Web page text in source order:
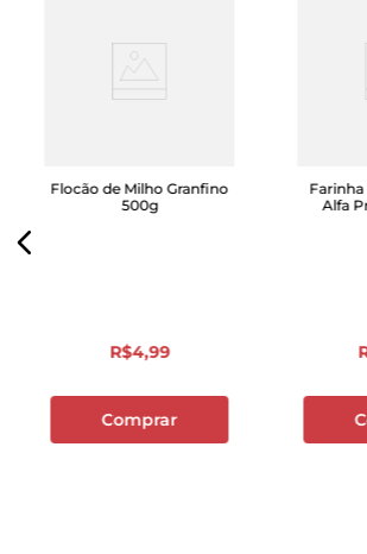
Flocão de Milho Granfino
500g
R$4,99
Comprar
Alfa